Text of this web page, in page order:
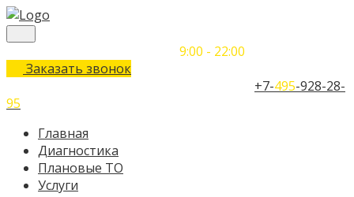
9:00 - 22:00
Заказать звонок
+7-495-928-28-
95
Главная
Диагностика
Плановые ТО
Услуги